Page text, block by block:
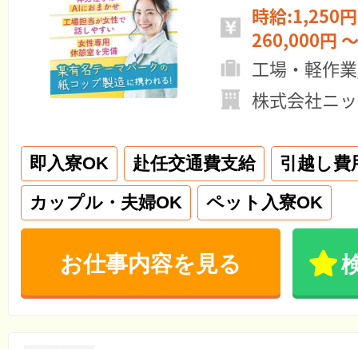
時給:1,250
260,000円
工場・軽作
株式会社ニ
即入寮OK 赴任交通費支給
引越し費
カップル・夫婦OK
ペット入寮OK
お仕事内容を見る